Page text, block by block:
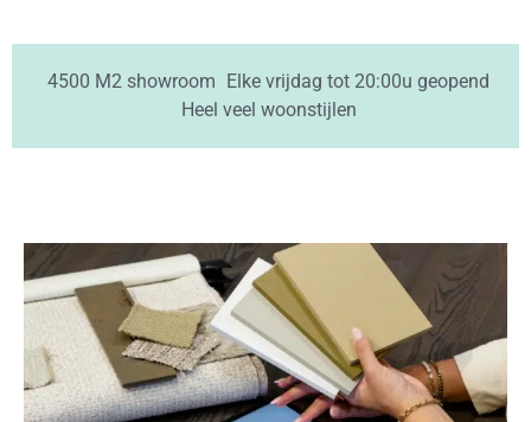
4500 M2 showroom
Elke vrijdag tot 20:00u geopend
Heel veel woonstijlen